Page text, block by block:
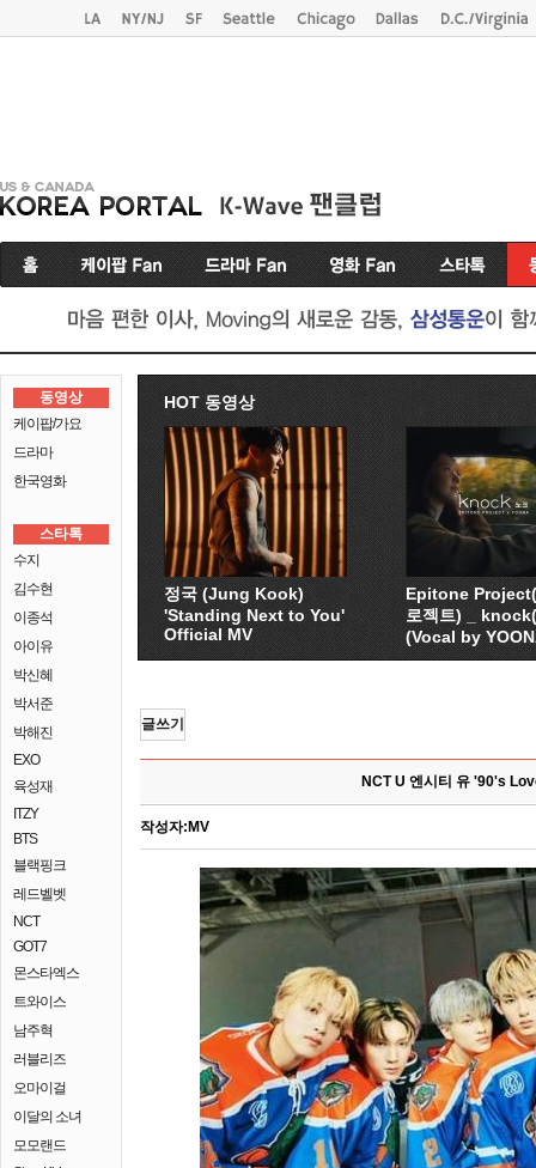
동영상
케이팝/가요
드라마
한국영화
스타톡
수지
김수현
이종석
아이유
박신혜
박서준
박해진
EXO
육성재
ITZY
BTS
블랙핑크
레드벨벳
NCT
GOT7
몬스타엑스
트와이스
남주혁
러블리즈
오마이걸
이달의 소녀
모모랜드
HOT 동영상
정국 (Jung Kook)
'Standing Next to You'
Official MV
Epitone
로젝트) _
(Vocal by
글쓰기
NCT U 엔시티 유 '90's
작성자: MV